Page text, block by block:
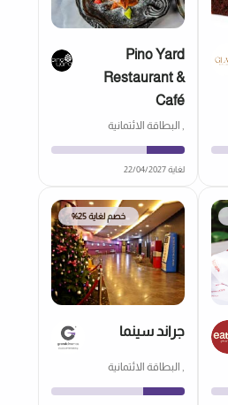
Pino Yard
Restaurant &
Café
, البطاقة الائتمانية
لغاية 22/04/2027
خصم لغاية 25%
جراند سينما
, البطاقة الائتمانية